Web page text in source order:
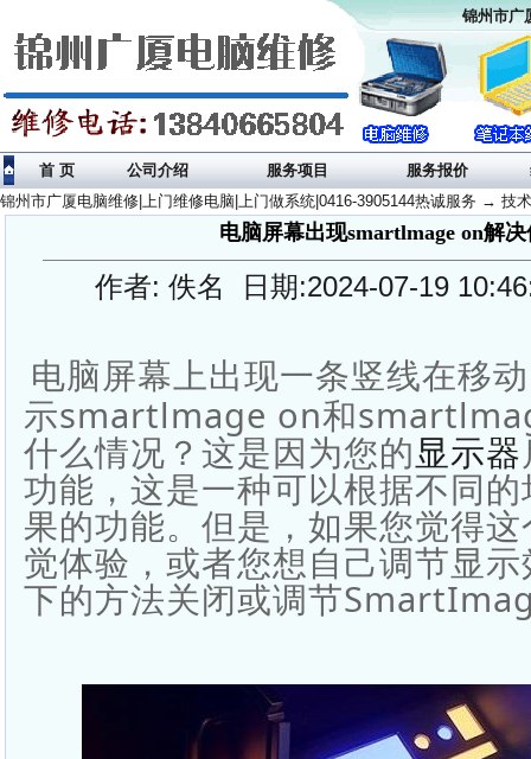
锦州市广
首 页 公司介绍 服务项目 服务报价
锦州市广厦电脑维修|上门维修电脑|上门做系统|0416-3905144热诚服务 → 技
电脑屏幕出现smartlmage on解
作者: 佚名 日期:2024-07-19
电脑屏幕上出现一条竖线在移
示smartlmage on和
什么情况？这是因为您的显示器
功能，这是一种可以根据不同
果的功能。但是，如果您觉得
觉体验，或者您想自己调节显
下的方法关闭或调节